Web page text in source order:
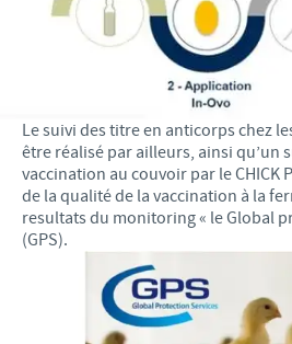
Le suivi des titre en anticorps chez
être réalisé par ailleurs, ainsi qu’un
vaccination au couvoir par le CHICK
de la qualité de la vaccination à la
resultats du monitoring « le Global
(GPS).